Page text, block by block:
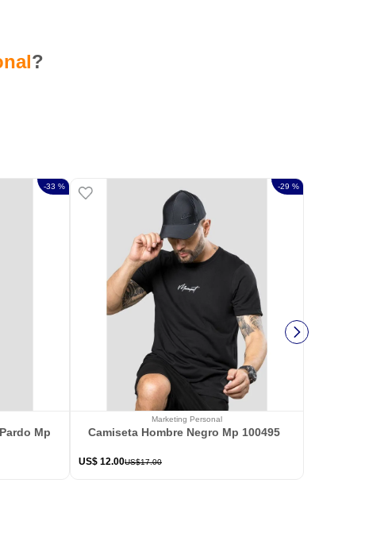
?
-33 %
Mp 114363
-29 %
Marketing Personal
Camiseta Hombre Negro Mp 100495
US$17.00
US$ 12.00